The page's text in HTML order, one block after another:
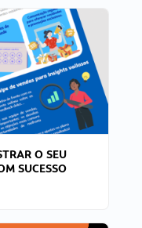
O SEU
SUCESSO